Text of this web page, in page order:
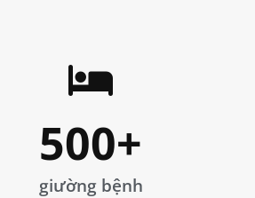
giường bệnh
500+